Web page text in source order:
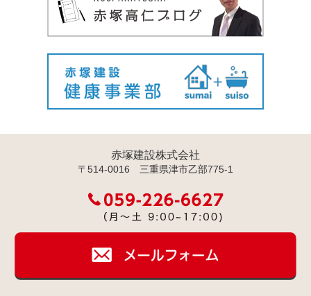
赤塚建設株式会社
〒514-0016 三重県津市乙部775-1